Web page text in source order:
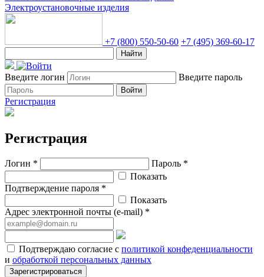
Электроустановочные изделия
+7 (800) 550-50-60 +7 (495) 369-60-17
Найти
Введите логин Введите пароль
Войти
Регистрация
Регистрация
Логин *
Пароль *
Показать
Подтверждение пароля *
Показать
Адрес электронной почты (e-mail) *
Подтверждаю согласие с политикой конфеденциальности
и обработкой персональных данных
Зарегистрироваться